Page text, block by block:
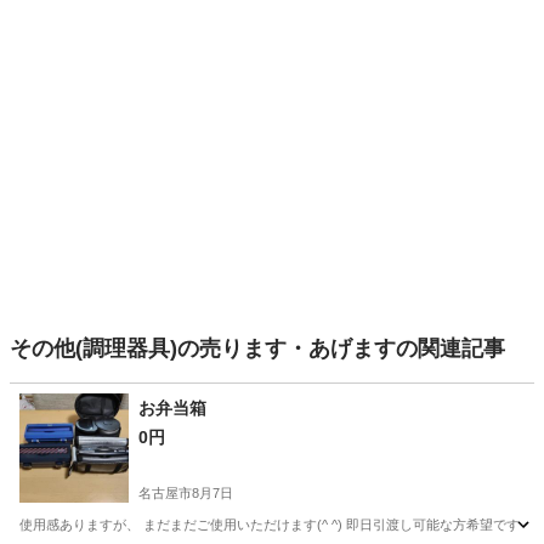
その他(調理器具)の売ります・あげますの関連記事
お弁当箱
0円
名古屋市8月7日
使用感ありますが、 まだまだご使用いただけます(^ ^) 即日引渡し可能な方希望です